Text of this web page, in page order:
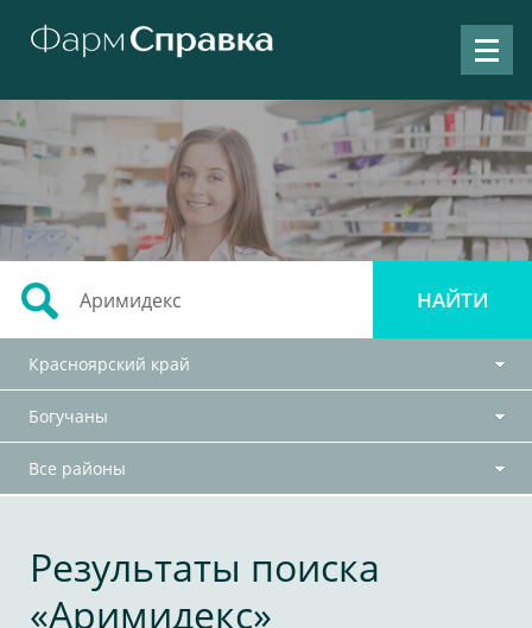
Красноярский край
Богучаны
Все районы
Результаты поиска
«Аримидекс»